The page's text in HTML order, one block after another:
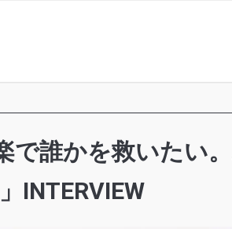
で誰かを救いたい
INTERVIEW